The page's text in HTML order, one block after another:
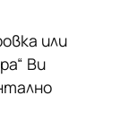
или
Ви